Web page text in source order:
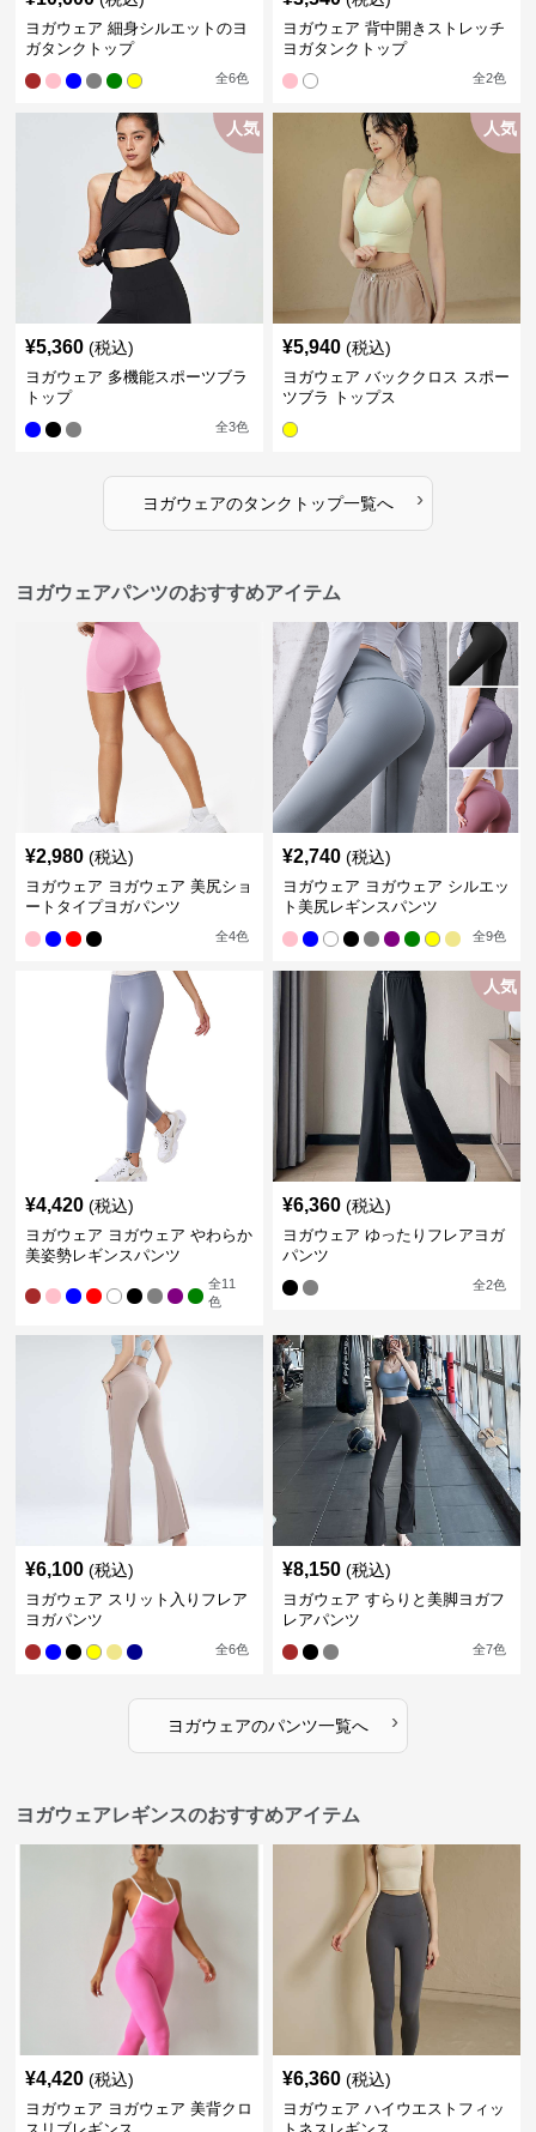
ヨガウェア 細身シルエットのヨ
ガタンクトップ
全6色
ヨガウェア 背中開きストレッチ
ヨガタンクトップ
全2色
人気
¥5,360 (税込)
ヨガウェア 多機能スポーツブラ
トップ
全3色
人気
¥5,940 (税込)
ヨガウェア バッククロス スポー
ツブラ トップス
ヨガウェアのタンクトップ一覧へ ›
ヨガウェアパンツのおすすめアイテム
¥2,980 (税込)
ヨガウェア ヨガウェア 美尻ショ
ートタイプヨガパンツ
全4色
¥2,740 (税込)
ヨガウェア ヨガウェア シルエッ
ト美尻レギンスパンツ
全9色
¥4,420 (税込)
ヨガウェア ヨガウェア やわらか
美姿勢レギンスパンツ
全11
色
人気
¥6,360 (税込)
ヨガウェア ゆったりフレアヨガ
パンツ
全2色
¥6,100 (税込)
ヨガウェア スリット入りフレア
ヨガパンツ
全6色
¥8,150 (税込)
ヨガウェア すらりと美脚ヨガフ
レアパンツ
全7色
ヨガウェアのパンツ一覧へ ›
ヨガウェアレギンスのおすすめアイテム
¥4,420 (税込)
ヨガウェア ヨガウェア 美背クロ
¥6,360 (税込)
ヨガウェア ハイウエストフィッ